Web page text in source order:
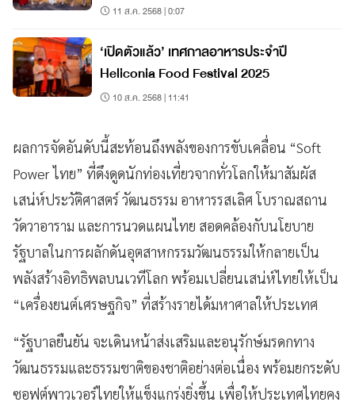
11 ส.ค. 2568 | 0:07
‘เปิดตัวแล้ว’ เทศกาลอาหารประจำปี
Heliconia Food Festival 2025
10 ส.ค. 2568 | 11:41
ผลการจัดอันดับนี้สะท้อนถึงพลังของการขับเคลื่อน “Soft
Power ไทย” ที่ดึงดูดนักท่องเที่ยวจากทั่วโลกให้มาสัมผัส
เสน่ห์ประวัติศาสตร์ วัฒนธรรม อาหารรสเลิศ โบราณสถาน
วัดวาอาราม และการนวดแผนไทย สอดคล้องกับนโยบาย
รัฐบาลในการผลักดันอุตสาหกรรมวัฒนธรรมให้กลายเป็น
พลังสร้างอิทธิพลบนเวทีโลก พร้อมเปลี่ยนเสน่ห์ไทยให้เป็น
“เครื่องยนต์เศรษฐกิจ” ที่สร้างรายได้มหาศาลให้ประเทศ
“รัฐบาลยืนยัน จะเดินหน้าส่งเสริมและอนุรักษ์มรดกทาง
วัฒนธรรมและธรรมชาติของชาติอย่างต่อเนื่อง พร้อมยกระดับ
ซอฟต์พาวเวอร์ไทยให้แข็งแกร่งยิ่งขึ้น เพื่อให้ประเทศไทยคง